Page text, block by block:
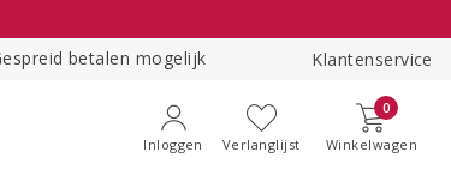
betalen mogelijk Klantenservice
Inloggen Verlanglijst
0
Winkelwagen